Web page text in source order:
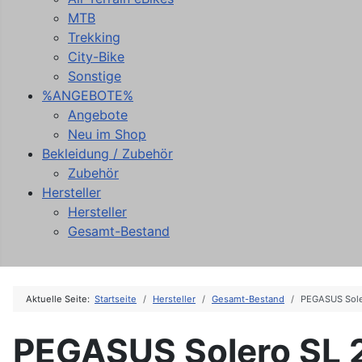
MTB
Trekking
City-Bike
Sonstige
%ANGEBOTE%
Angebote
Neu im Shop
Bekleidung / Zubehör
Zubehör
Hersteller
Hersteller
Gesamt-Bestand
Aktuelle Seite: Startseite Hersteller Gesamt-Bestand PEGASUS
PEGASUS Solero SL